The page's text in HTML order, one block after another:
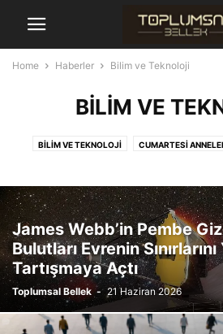
Home Haberler Bilim ve Teknoloji
BILIM VE
BILIM VE TEKNOLOJI CUMARTESI
SIYASAL CINAYETLER
James Webb’in Pembe
Bulutları Evrenin
Tartışmaya Açtı
Toplumsal Bellek - 21 Haziran 2026